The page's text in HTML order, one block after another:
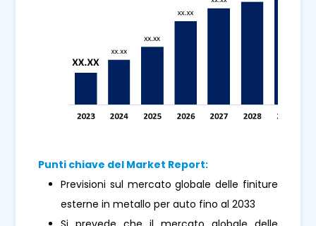
Punti chiave del Market Report:
Previsioni sul mercato globale delle finiture
esterne in metallo per auto fino al 2033